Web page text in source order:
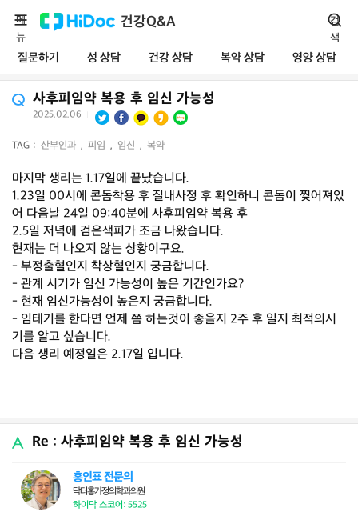
건강Q&A
질문하기 성 상담 건강 상담 복약 상담 영양 상담
메
뉴
검
색
사후피임약 복용 후 임신 가능성
2025.02.06
TAG : 산부인과 , 피임 , 임신 , 복약
마지막 생리는 1.17일에 끝났습니다.
1.23일 00시에 콘돔착용 후 질내사정 후 확인하니 콘돔이 찢어져있
어 다음날 24일 09:40분에 사후피임약 복용 후
2.5일 저녁에 검은색피가 조금 나왔습니다.
현재는 더 나오지 않는 상황이구요.
- 부정출혈인지 착상혈인지 궁금합니다.
- 관계 시기가 임신 가능성이 높은 기간인가요?
- 현재 임신가능성이 높은지 궁금합니다.
- 임테기를 한다면 언제 쯤 하는것이 좋을지 2주 후 일지 최적의시
기를 알고 싶습니다.
다음 생리 예정일은 2.17일 입니다.
Re : 사후피임약 복용 후 임신 가능성
홍인표 전문의
닥터홍가정의학과의원
하이닥 스코어: 5525